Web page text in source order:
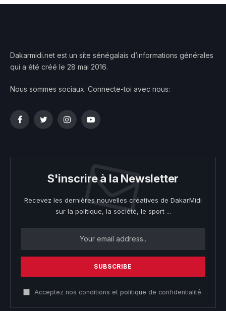
Dakarmidi.net est un site sénégalais d’informations générales
qui a été créé le 28 mai 2016.
Nous sommes sociaux. Connecte-toi avec nous:
FacebookTwitterInstagramYouTube
S'inscrire à la Newsletter
Recevez les dernières nouvelles créatives de DakarMidi
sur la politique, la société, le sport ...
Acceptez nos conditions et politique de confidentialité.